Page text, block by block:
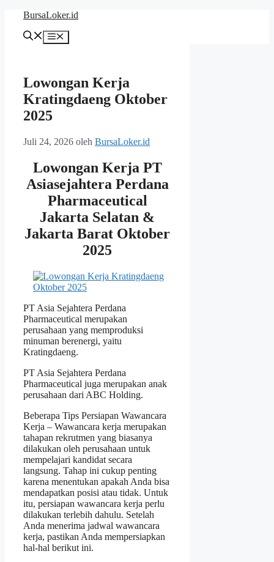
Langsung
BursaLoker.id
Menu
Lowongan Kerja
Kratingdaeng Oktober
2025
Juli 24, 2026 oleh BursaLoker.id
Lowongan Kerja PT
Asiasejahtera Perdana
Pharmaceutical
Jakarta Selatan &
Jakarta Barat Oktober
2025
PT Asia Sejahtera Perdana
Pharmaceutical merupakan
perusahaan yang memproduksi
minuman berenergi, yaitu
Kratingdaeng.
PT Asia Sejahtera Perdana
Pharmaceutical juga merupakan anak
perusahaan dari ABC Holding.
Beberapa Tips Persiapan Wawancara
Kerja – Wawancara kerja merupakan
tahapan rekrutmen yang biasanya
dilakukan oleh perusahaan untuk
mempelajari kandidat secara
langsung. Tahap ini cukup penting
karena menentukan apakah Anda bisa
mendapatkan posisi atau tidak. Untuk
itu, persiapan wawancara kerja perlu
dilakukan terlebih dahulu. Setelah
Anda menerima jadwal wawancara
kerja, pastikan Anda mempersiapkan
hal-hal berikut ini.